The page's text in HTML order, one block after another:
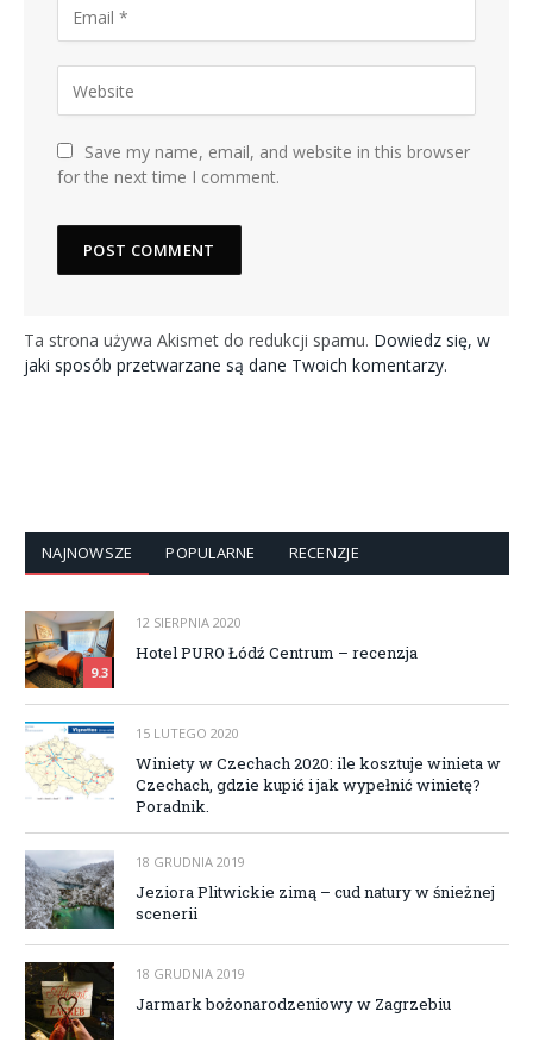
Save my name, email, and website in this browser
for the next time I comment.
Ta strona używa Akismet do redukcji spamu. Dowiedz się, w
jaki sposób przetwarzane są dane Twoich komentarzy.
NAJNOWSZE POPULARNE RECENZJE
9.3
12 SIERPNIA 2020
Hotel PURO Łódź Centrum – recenzja
15 LUTEGO 2020
Winiety w Czechach 2020: ile kosztuje winieta w
Czechach, gdzie kupić i jak wypełnić winietę?
Poradnik.
18 GRUDNIA 2019
Jeziora Plitwickie zimą – cud natury w śnieżnej
scenerii
18 GRUDNIA 2019
Jarmark bożonarodzeniowy w Zagrzebiu